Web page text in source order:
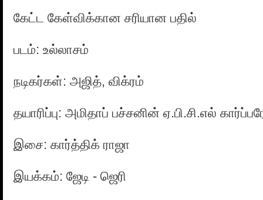
கேட்ட கேள்விக்கான சரியான பதில்
படம்: உல்லாசம்
நடிகர்கள்: அஜித், விக்ரம்
தயாரிப்பு: அமிதாப் பச்சனின் ஏ.பி.சி.எல்
இசை: கார்த்திக் ராஜா
இயக்கம்: ஜேடி - ஜெரி